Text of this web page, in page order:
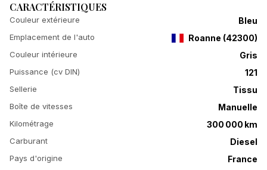
CARACTÉRISTIQUES
Couleur extérieure Bleu
Emplacement de l'auto Roanne (42300)
Couleur intérieure Gris
Puissance (cv DIN) 121
Sellerie Tissu
Boîte de vitesses Manuelle
Kilométrage 300 000 km
Carburant Diesel
Pays d'origine France